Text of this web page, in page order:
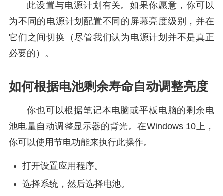
此设置与电源计划有关。如果你愿意，你可以
为不同的电源计划配置不同的屏幕亮度级别，并在
它们之间切换（尽管我们认为电源计划并不是真正
必要的）。
如何根据电池剩余寿命自动调整亮度
你也可以根据笔记本电脑或平板电脑的剩余电
池电量自动调整显示器的背光。在Windows 10上，
你可以使用节电功能来执行此操作。
打开设置应用程序。
选择系统，然后选择电池。